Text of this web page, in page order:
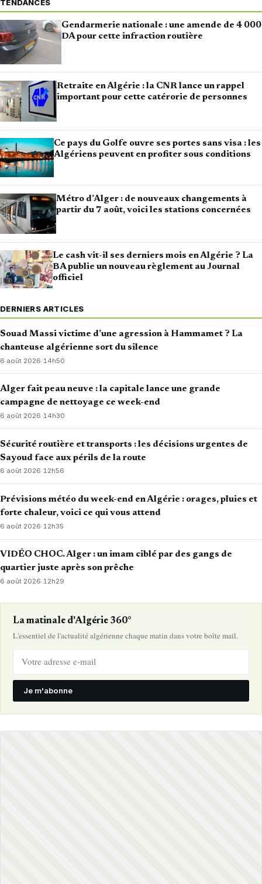
TENDANCES
Gendarmerie nationale : une amende de 4 000
DA pour cette infraction routière
Retraite en Algérie : la CNR lance un rappel
important pour cette catérorie de personnes
Ce pays du Golfe ouvre ses portes sans visa : les
Algériens peuvent en profiter sous conditions
Métro d’Alger : de nouveaux changements à
partir du 7 août, voici les stations concernées
Le cash vit-il ses derniers mois en Algérie ? La
BA publie un nouveau règlement au Journal
officiel
DERNIERS ARTICLES
Souad Massi victime d’une agression à Hammamet ? La
chanteuse algérienne sort du silence
6 août 2026· 14h50
Alger fait peau neuve : la capitale lance une grande
campagne de nettoyage ce week-end
6 août 2026·14h30
Sécurité routière et transports : les décisions urgentes de
Sayoud face aux périls de la route
6 août 2026·12h56
Prévisions météo du week-end en Algérie : orages, pluies et
forte chaleur, voici ce qui vous attend
6 août 2026· 12h35
VIDÉO CHOC. Alger : un imam ciblé par des gangs de
quartier juste après son prêche
6 août 2026·12h29
La matinale d'Algérie 360°
L'essentiel de l'actualité algérienne chaque matin dans votre boîte mail.
Je m'abonne